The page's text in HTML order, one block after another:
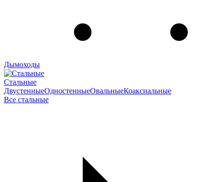
Дымоходы
Стальные
ДвустенныеОдностенныеОвальныеКоаксиальные
Все стальные